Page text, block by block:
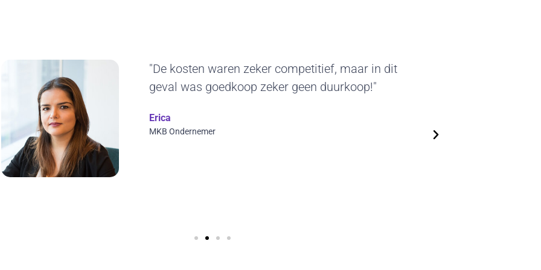
"Het duurzame karakter van deze standbouw sprak
ons erg aan. De geleverde beursstands kunnen we
ontwerp en we kunnen steeds nieuwe, actuele